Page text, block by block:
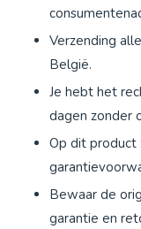
Verzending
België.
Je hebt het
dagen zonder
Op dit
Bewaar de
garantie en